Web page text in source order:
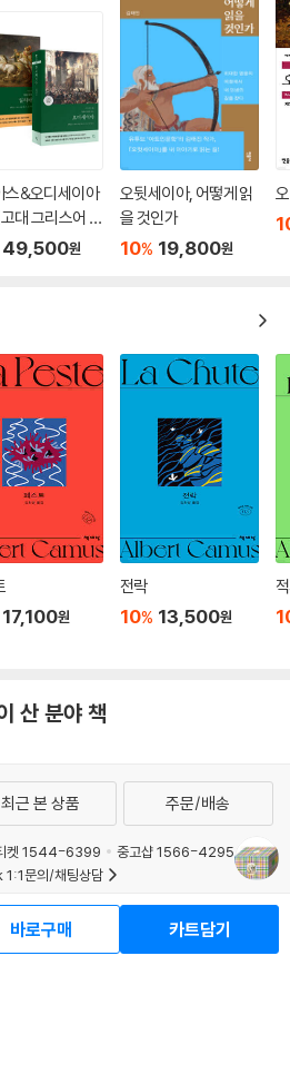
스&오디세이아
대 그리스어 완
49,500원
오뒷세이아, 어떻게 읽
을 것인가
10% 19,800원
17,100원
전락
10% 13,500원
산 분야 책
바로구매 카트담기
최근 본 상품 주문/배송
켓 1544-6399
중고샵 1566-4295
문의/채팅상담
(주) 사업자 정보
정보처리방침
청소년보호정책